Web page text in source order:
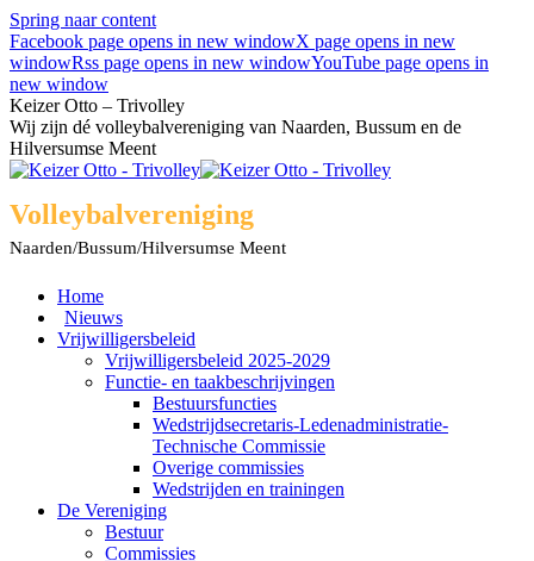
Spring naar content
Facebook page opens in new windowX page opens in new
windowRss page opens in new windowYouTube page opens in
new window
Keizer Otto – Trivolley
Wij zijn dé volleybalvereniging van Naarden, Bussum en de
Hilversumse Meent
Volleybalvereniging
Naarden/Bussum/Hilversumse Meent
Home
Nieuws
Vrijwilligersbeleid
Vrijwilligersbeleid 2025-2029
Functie- en taakbeschrijvingen
Bestuursfuncties
Wedstrijdsecretaris-Ledenadministratie-
Technische Commissie
Overige commissies
Wedstrijden en trainingen
De Vereniging
Bestuur
Commissies